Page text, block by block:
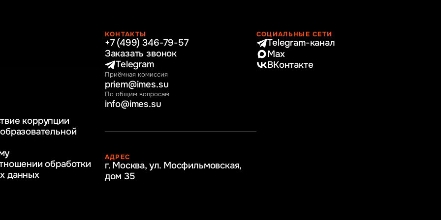
коррупции
обработки
данных
КОНТАКТЫ
+7 (499) 346-79-57
Заказать звонок
Telegram
Приёмная комиссия
priem@imes.su
По общим вопросам
info@imes.su
АДРЕС
г. Москва, ул. Мосфильмовская,
дом 35
СОЦИАЛЬНЫЕ СЕТИ
Telegram-канал
Max
ВКонтакте